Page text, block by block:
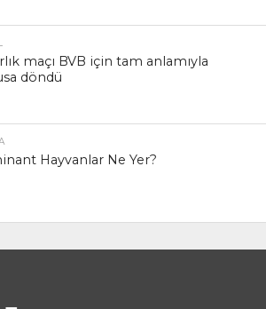
maçı BVB için tam anlamıyla
döndü
Hayvanlar Ne Yer?